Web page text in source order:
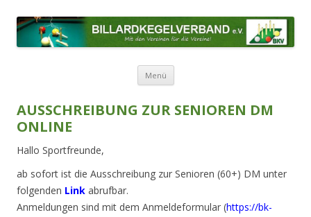
Menü Zum Inhalt springen
AUSSCHREIBUNG ZUR SENIOREN DM
ONLINE
Hallo Sportfreunde,
ab sofort ist die Ausschreibung zur Senioren (60+) DM unter
folgenden Link abrufbar.
Anmeldungen sind mit dem Anmeldeformular (https://bk-